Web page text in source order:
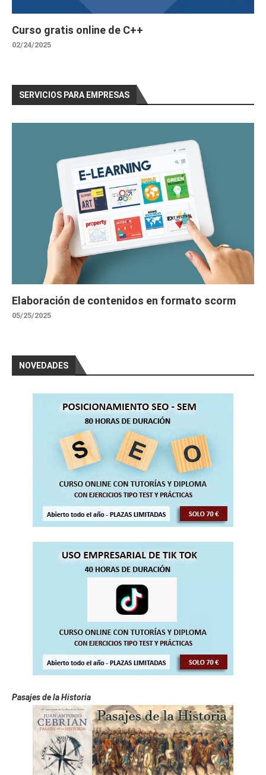
Curso gratis online de C++
02/24/2025
SERVICIOS PARA EMPRESAS
Elaboración de contenidos en formato scorm
05/25/2025
NOVEDADES
Pasajes de la Historia